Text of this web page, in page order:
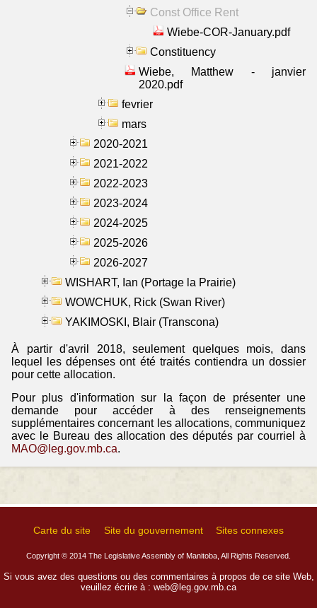
Const Office Rent
Wiebe-COR-January.pdf
Constituency
Wiebe, Matthew - janvier
2020.pdf
fevrier
mars
2020-2021
2021-2022
2022-2023
2023-2024
2024-2025
2025-2026
2026-2027
WISHART, Ian (Portage la Prairie)
WOWCHUK, Rick (Swan River)
YAKIMOSKI, Blair (Transcona)
À partir d'avril 2018, seulement quelques mois, dans
lequel les dépenses ont été traités contiendra un dossier
pour cette allocation.
Pour plus d'information sur la façon de présenter une
demande pour accéder à des renseignements
supplémentaires concernant les allocations, communiquez
avec le Bureau des allocation des députés par courriel à
MAO@leg.gov.mb.ca.
Carte du site Site du gouvernement Sites connexes
Copyright © 2014 The Legislative Assembly of Manitoba, All Rights Reserved.
Si vous avez des questions ou des commentaires à propos de ce site Web,
veuillez écrire à : web@leg.gov.mb.ca